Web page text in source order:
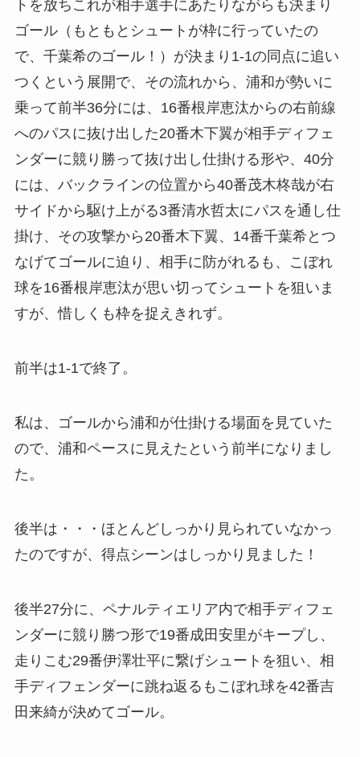
トを放ちこれが相手選手にあたりながらも決まり
ゴール（もともとシュートが枠に行っていたの
で、千葉希のゴール！）が決まり1-1の同点に追い
つくという展開で、その流れから、浦和が勢いに
乗って前半36分には、16番根岸恵汰からの右前線
へのパスに抜け出した20番木下翼が相手ディフェ
ンダーに競り勝って抜け出し仕掛ける形や、40分
には、バックラインの位置から40番茂木柊哉が右
サイドから駆け上がる3番清水哲太にパスを通し仕
掛け、その攻撃から20番木下翼、14番千葉希とつ
なげてゴールに迫り、相手に防がれるも、こぼれ
球を16番根岸恵汰が思い切ってシュートを狙いま
すが、惜しくも枠を捉えきれず。
前半は1-1で終了。
私は、ゴールから浦和が仕掛ける場面を見ていた
ので、浦和ペースに見えたという前半になりまし
た。
後半は・・・ほとんどしっかり見られていなかっ
たのですが、得点シーンはしっかり見ました！
後半27分に、ペナルティエリア内で相手ディフェ
ンダーに競り勝つ形で19番成田安里がキープし、
走りこむ29番伊澤壮平に繋げシュートを狙い、相
手ディフェンダーに跳ね返るもこぼれ球を42番吉
田来綺が決めてゴール。